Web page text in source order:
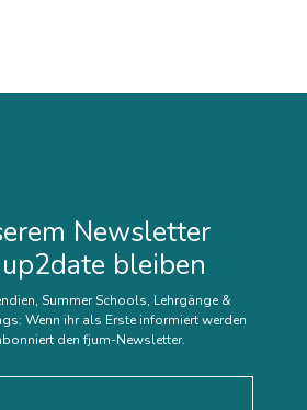
Newsletter
bleiben
Summer Schools, Lehrgänge &
Wenn ihr als Erste informiert werden
den fjum-Newsletter.